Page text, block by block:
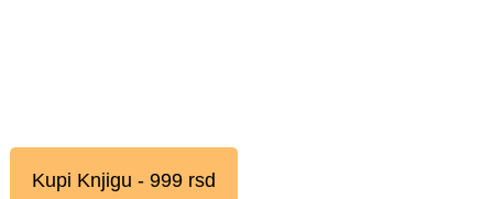
Kupi Knjigu - 999 rsd